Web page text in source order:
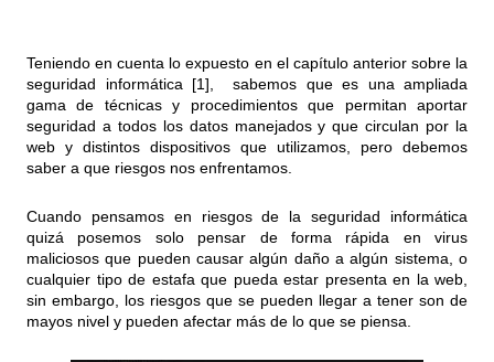
Teniendo en cuenta lo expuesto en el capítulo anterior sobre la
seguridad informática [1], sabemos que es una ampliada
gama de técnicas y procedimientos que permitan aportar
seguridad a todos los datos manejados y que circulan por la
web y distintos dispositivos que utilizamos, pero debemos
saber a que riesgos nos enfrentamos.
Cuando pensamos en riesgos de la seguridad informática
quizá posemos solo pensar de forma rápida en virus
maliciosos que pueden causar algún daño a algún sistema, o
cualquier tipo de estafa que pueda estar presenta en la web,
sin embargo, los riesgos que se pueden llegar a tener son de
mayos nivel y pueden afectar más de lo que se piensa.